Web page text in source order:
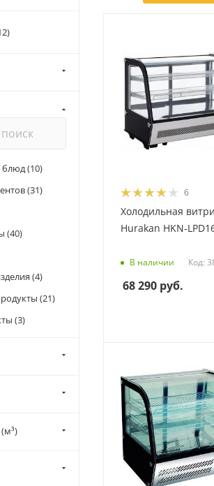
6
Холодильная
Hurakan HKN-
В наличии Код:
68 290 руб.
)
блюд (10)
(31)
(40)
(4)
(21)
(3)